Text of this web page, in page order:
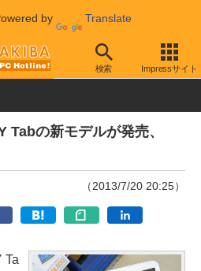
by Translate
検索 Impressサイト
タブレット その他
Tabの新モデルが発売、
（2013/7/20 20:25）
Ta